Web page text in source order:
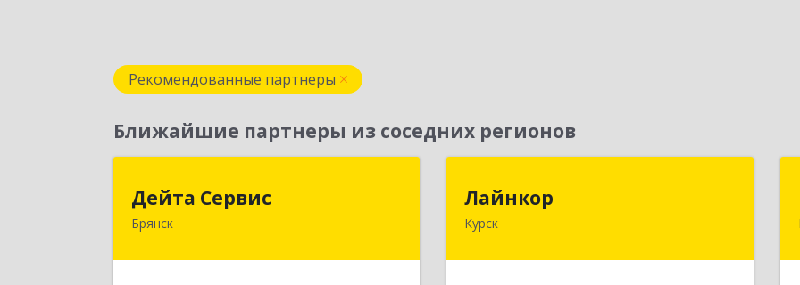
Рекомендованные партнеры
Ближайшие партнеры из соседних регионов
Дейта Сервис
Брянск
Лайнкор
Курск
305021, Курская обл, Курск г, Победы